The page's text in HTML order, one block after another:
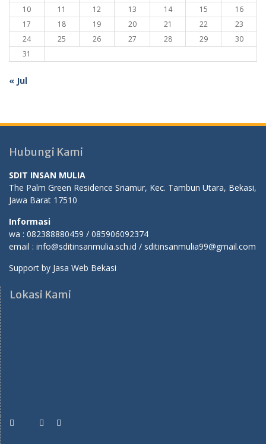
10
11 12 13 14 15
16
17
18 19 20 21 22
23
24
25 26 27 28 29
30
31
« Jul
Hubungi Kami
SDIT INSAN MULIA
The Palm Green Residence Sriamur, Kec. Tambun Utara, Bekasi,
Jawa Barat 17510
Informasi
wa : 082388880459 / 085906092374
email : info@sditinsanmulia.sch.id / sditinsanmulia99@gmail.com
Support by Jasa Web Bekasi
Lokasi Kami